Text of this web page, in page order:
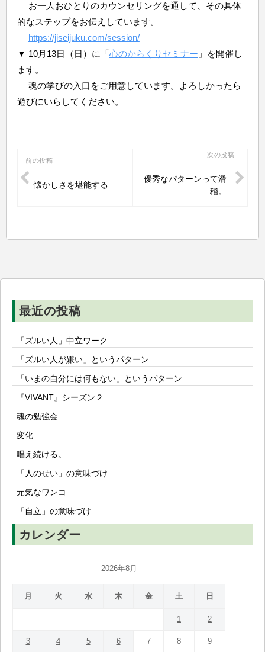
お一人おひとりのカウンセリングを通して、その具体
的なステップをお伝えしています。
https://jiseijuku.com/session/
▼ 10月13日（日）に「心のからくりセミナー 」を開催し
ます。
魂の学びの入口をご用意しています。よろしかったら
遊びにいらしてください。
投
稿
ー
前の投稿
懐かしさを堪能する
次の投稿
優秀なパターンって滑
稽。
最近の投稿
「ズルい人」中立ワーク
「ズルい人が嫌い」というパターン
「いまの自分には何もない」というパターン
『VIVANT』シーズン２
魂の勉強会
変化
唱え続ける。
「人のせい」の意味づけ
元気なワンコ
「自立」の意味づけ
カレンダー
2026年8月
月 火 水 木 金 土 日
1 2
3 4 5 6 7 8 9